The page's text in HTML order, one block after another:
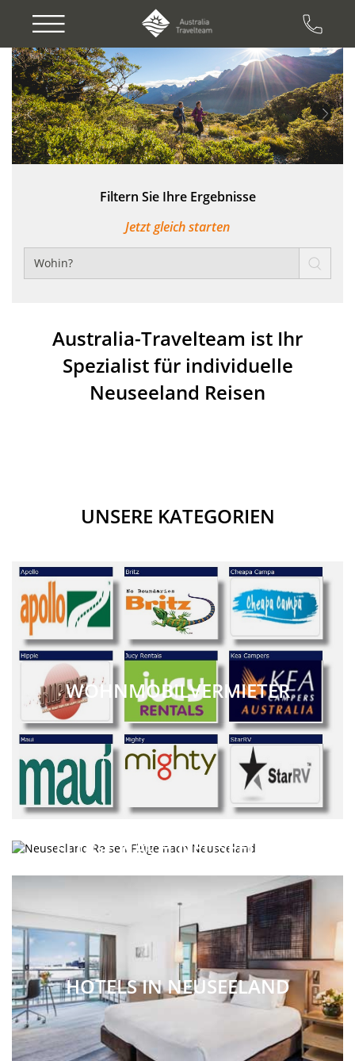
Previous Next
Filtern Sie Ihre Ergebnisse
Jetzt gleich starten
Australia-Travelteam ist Ihr
Spezialist für individuelle
Neuseeland Reisen
UNSERE KATEGORIEN
WOHNMOBILVERMIETER
FLÜGE NACH NEUSEELAND
HOTELS IN NEUSEELAND